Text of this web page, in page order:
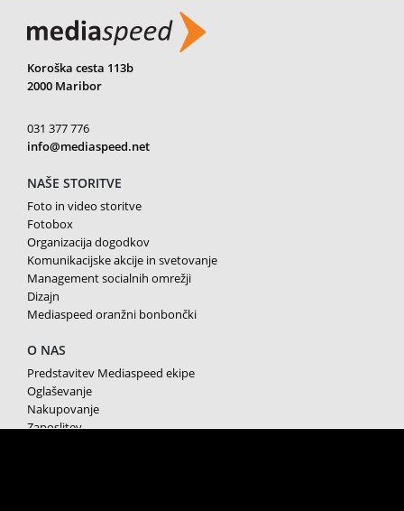
Koroška cesta 113b
2000 Maribor
031 377 776
info@mediaspeed.net
NAŠE STORITVE
Foto in video storitve
Fotobox
Organizacija dogodkov
Komunikacijske akcije in svetovanje
Management socialnih omrežji
Dizajn
Mediaspeed oranžni bonbončki
O NAS
Predstavitev Mediaspeed ekipe
Oglaševanje
Nakupovanje
Zaposlitev